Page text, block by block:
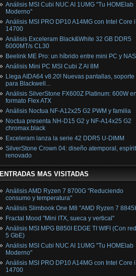
Análisis MSI Cubi NUC AI 1UMG "Tu HOMElab
Moderno"
Análisis MSI PRO DP10 A14MG con Intel Core
14700
Análisis Exceleram Black&White 32 GB DDR5
6000MT/s CL30
Beelink ME Pro: un híbrido entre mini PC y NAS
Análisis Mini PC MSI Cubi Z AI 8M
Llega AIDA64 v8.20! Nuevas pantallas, soporte
para Blackwell...
Análisis SilverStone FX600Z Platinum: 600W
formato Flex ATX
Análisis Noctua NF-A12x25 G2 PWM y familia
Noctua presenta NH-D15 G2 y NF-A14x25 G2
chromax.black
Exceleram lanza la serie 42 DDR5 U-DIMM
SilverStone Crown 04: diseño atemporal,
renovado
ENTRADAS MAS VISITADAS
Análisis AMD Ryzen 7 8700G "Reduciendo
consumo y temperatura"
Análisis Slimbook One M8 "AMD Ryzen 7
Fractal Mood "Mini ITX, sueca y vertical"
Análisis MSI MPG B850I EDGE TI WIFI (Con
5 GbE)
Análisis MSI Cubi NUC AI 1UMG "Tu HOMElab
Moderno"
Análisis MSI PRO DP10 A14MG con Intel Core
14700